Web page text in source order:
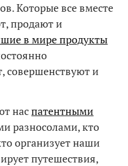
Которые все вместе
продают и
в мире продукты
совершенствуют и
наспатентными
разносолами, кто
организует наши
путешествия,